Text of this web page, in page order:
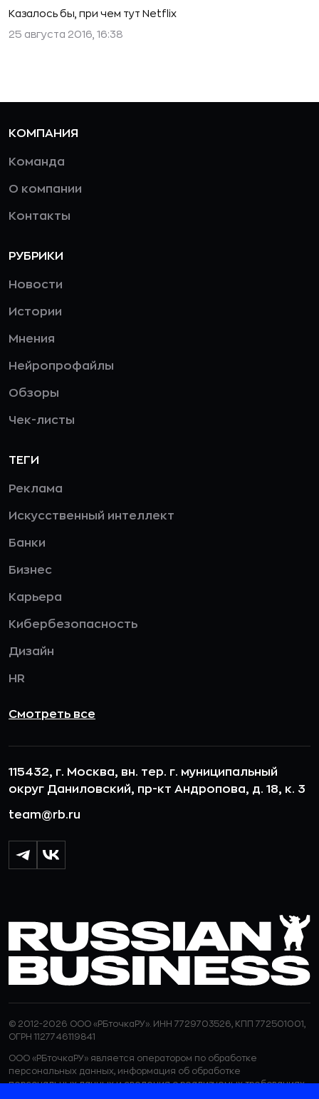
Казалось бы, при чем тут Netflix
25 августа 2016, 16:38
КОМПАНИЯ
Команда
О компании
Контакты
РУБРИКИ
Новости
Истории
Мнения
Нейропрофайлы
Обзоры
Чек-листы
ТЕГИ
Реклама
Искусственный интеллект
Банки
Бизнес
Карьера
Кибербезопасность
Дизайн
HR
Смотреть все
115432, г. Москва, вн. тер. г. муниципальный
округ Даниловский, пр-кт Андропова, д. 18, к. 3
team@rb.ru
© 2012-2026 ООО «РБточкаРУ». ИНН 7729703526, КПП 772501001,
ОГРН 1127746119841
ООО «РБточкаРУ» является оператором по обработке
персональных данных, информация об обработке
персональных данных и сведения о реализуемых требованиях